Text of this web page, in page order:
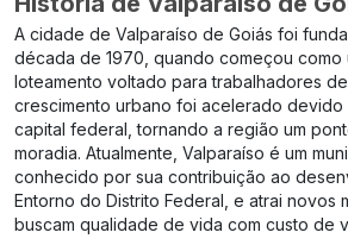
A cidade de Valparaíso de Goiás foi
década de 1970, quando começou como
loteamento voltado para trabalhadores de
crescimento urbano foi acelerado devido
capital federal, tornando a região um
moradia. Atualmente, Valparaíso é um
conhecido por sua contribuição ao
Entorno do Distrito Federal, e atrai novos
buscam qualidade de vida com custo de